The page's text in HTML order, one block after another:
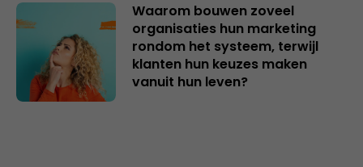
Waarom bouwen zoveel
organisaties hun marketing
rondom het systeem, terwijl
klanten hun keuzes maken
vanuit hun leven?